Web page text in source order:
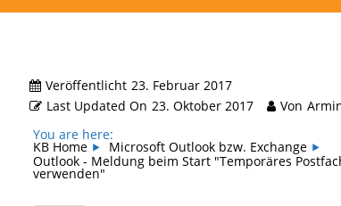
Veröffentlicht 23. Februar 2017
Last Updated On 23. Oktober 2017 Von
You are here:
KB Home
Microsoft Outlook bzw. Exchange
Outlook - Meldung beim Start "Temporäres
verwenden"